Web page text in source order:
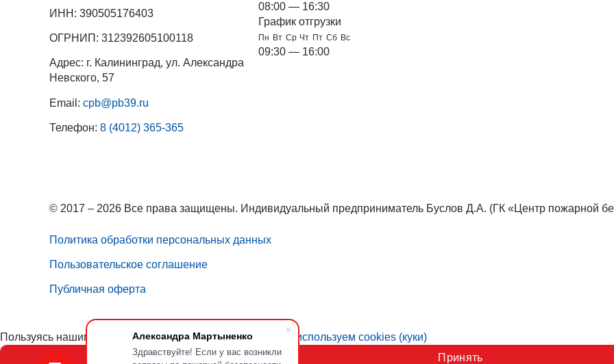
Александра Мартыненко
Здравствуйте! Если у вас возникли
ИНН: 390505176403
ОГРНИП: 312392605100118
Адрес: г. Калининград, ул. Александра
Невского, 57
Email: cpb@pb39.ru
Телефон: 8 (4012) 365-365
08:00 — 16:30
График отгрузки
Пн Вт Ср Чт Пт Сб Вс
09:30 — 16:00
© 2017 – 2026 Все права защищены. Индивидуальный предприниматель Буслов Д.А. (ГК «Центр пожарной
Политика обработки персональных данных
Пользовательское соглашение
Публичная оферта
Пользуясь нашим сайтом, вы соглашаетесь с тем, что
мы используем cookies (куки)
Принять